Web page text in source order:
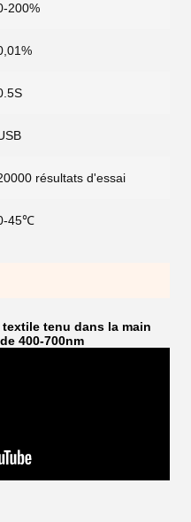
200%
résultats d'essai
45℃
tenu dans la main
400-700nm